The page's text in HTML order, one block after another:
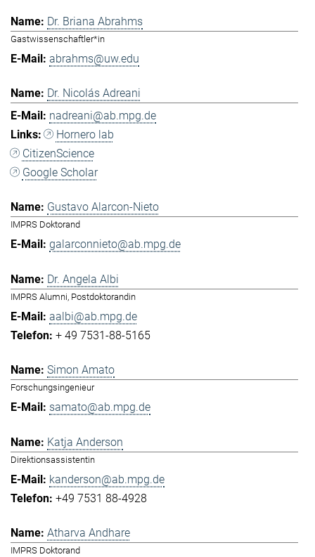
Dr. Briana Abrahms
Gastwissenschaftler*in
abrahms@uw.edu
Dr. Nicolás Adreani
nadreani@ab.mpg.de
Hornero lab
CitizenScience
Google Scholar
Gustavo Alarcon-Nieto
IMPRS Doktorand
galarconnieto@ab.mpg.de
Dr. Angela Albi
IMPRS Alumni, Postdoktorandin
aalbi@ab.mpg.de
+ 49 7531-88-5165
Simon Amato
Forschungsingenieur
samato@ab.mpg.de
Katja Anderson
Direktionsassistentin
kanderson@ab.mpg.de
+49 7531 88-4928
Atharva Andhare
IMPRS Doktorand